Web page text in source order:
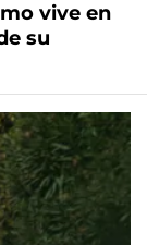
vive en
su